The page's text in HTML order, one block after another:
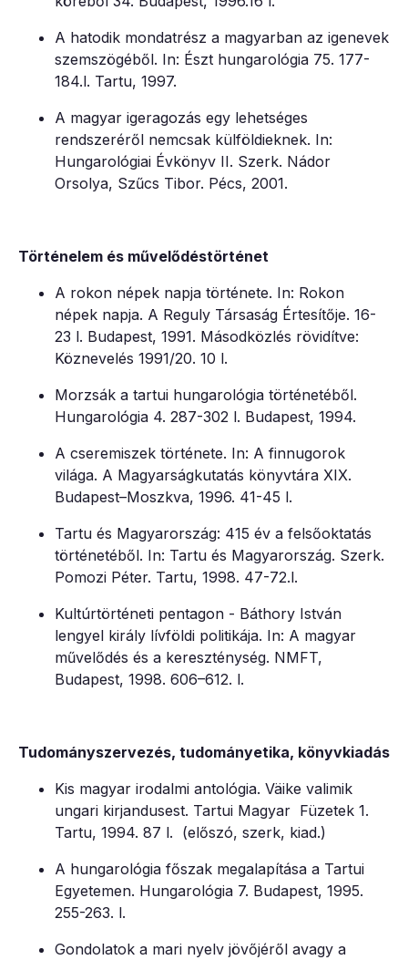
A hatodik mondatrész a magyarban az igenevek
szemszögéből. In: Észt hungarológia 75. 177-
184.l. Tartu, 1997.
A magyar igeragozás egy lehetséges
rendszeréről nemcsak külföldieknek. In:
Hungarológiai Évkönyv II. Szerk. Nádor
Orsolya, Szűcs Tibor. Pécs, 2001.
Történelem és művelődéstörténet
A rokon népek napja története. In: Rokon
népek napja. A Reguly Társaság Értesítője. 16-
23 l. Budapest, 1991. Másodközlés rövidítve:
Köznevelés 1991/20. 10 l.
Morzsák a tartui hungarológia történetéből.
Hungarológia 4. 287-302 l. Budapest, 1994.
A cseremiszek története. In: A finnugorok
világa. A Magyarságkutatás könyvtára XIX.
Budapest–Moszkva, 1996. 41-45 l.
Tartu és Magyarország: 415 év a felsőoktatás
történetéből. In: Tartu és Magyarország. Szerk.
Pomozi Péter. Tartu, 1998. 47-72.l.
Kultúrtörténeti pentagon - Báthory István
lengyel király lívföldi politikája. In: A magyar
művelődés és a kereszténység. NMFT,
Budapest, 1998. 606–612. l.
Tudományszervezés, tudományetika, könyvkiadás
Kis magyar irodalmi antológia. Väike valimik
ungari kirjandusest. Tartui Magyar Füzetek 1.
Tartu, 1994. 87 l. (előszó, szerk, kiad.)
A hungarológia főszak megalapítása a Tartui
Egyetemen. Hungarológia 7. Budapest, 1995.
255-263. l.
Gondolatok a mari nyelv jövőjéről avagy a